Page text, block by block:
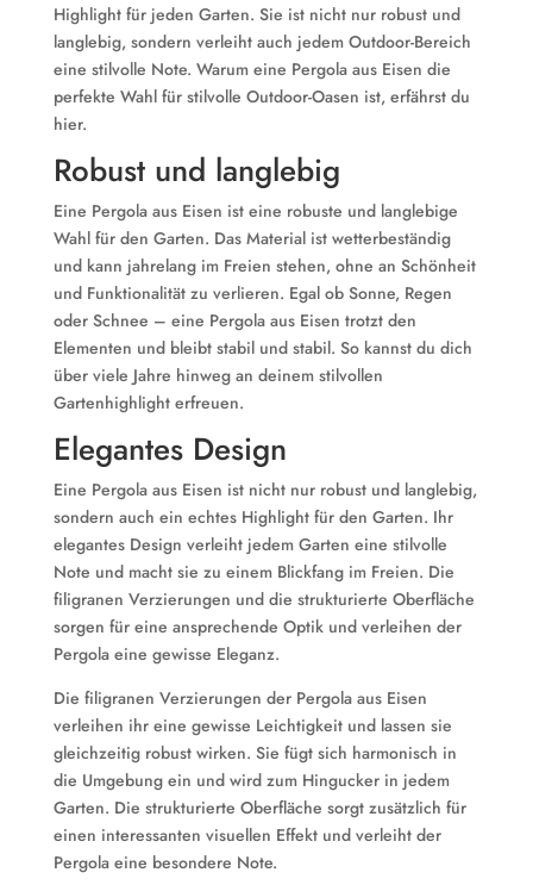
Highlight für jeden Garten. Sie ist nicht nur robust und
langlebig, sondern verleiht auch jedem Outdoor-Bereich
eine stilvolle Note. Warum eine Pergola aus Eisen die
perfekte Wahl für stilvolle Outdoor-Oasen ist, erfährst du
hier.
Robust und langlebig
Eine Pergola aus Eisen ist eine robuste und langlebige
Wahl für den Garten. Das Material ist wetterbeständig
und kann jahrelang im Freien stehen, ohne an Schönheit
und Funktionalität zu verlieren. Egal ob Sonne, Regen
oder Schnee – eine Pergola aus Eisen trotzt den
Elementen und bleibt stabil und stabil. So kannst du dich
über viele Jahre hinweg an deinem stilvollen
Gartenhighlight erfreuen.
Elegantes Design
Eine Pergola aus Eisen ist nicht nur robust und langlebig,
sondern auch ein echtes Highlight für den Garten. Ihr
elegantes Design verleiht jedem Garten eine stilvolle
Note und macht sie zu einem Blickfang im Freien. Die
filigranen Verzierungen und die strukturierte Oberfläche
sorgen für eine ansprechende Optik und verleihen der
Pergola eine gewisse Eleganz.
Die filigranen Verzierungen der Pergola aus Eisen
verleihen ihr eine gewisse Leichtigkeit und lassen sie
gleichzeitig robust wirken. Sie fügt sich harmonisch in
die Umgebung ein und wird zum Hingucker in jedem
Garten. Die strukturierte Oberfläche sorgt zusätzlich für
einen interessanten visuellen Effekt und verleiht der
Pergola eine besondere Note.